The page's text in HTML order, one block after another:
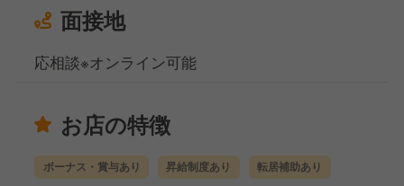
面接地
応相談※オンライン可能
お店の特徴
ボーナス・賞与あり 昇給制度あり 転居補助あり